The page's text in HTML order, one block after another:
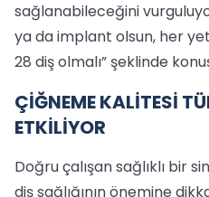
sağlanabileceğini
ya da implant olsun, her
28 diş olmalı” şeklinde
ÇİĞNEME KALİTESİ
ETKİLİYOR
Doğru çalışan sağlıklı bir
diş sağlığının önemine